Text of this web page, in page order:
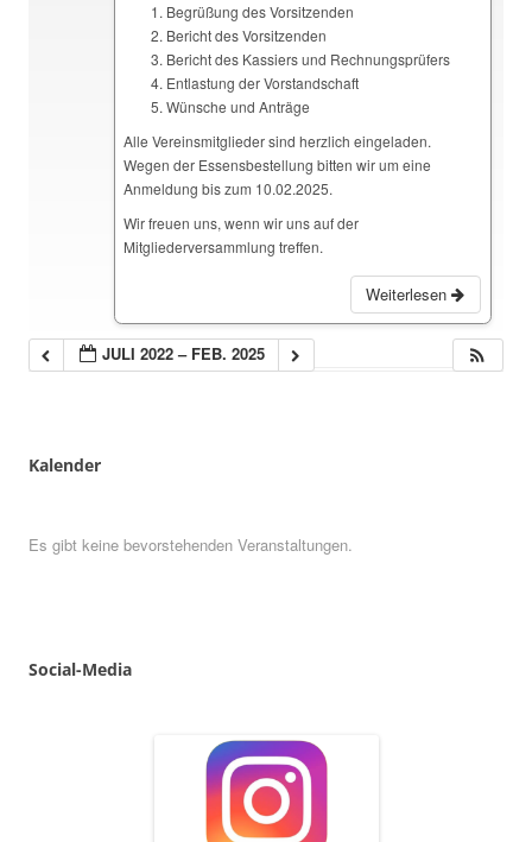
Begrüßung des Vorsitzenden
Bericht des Vorsitzenden
Bericht des Kassiers und Rechnungsprüfers
Entlastung der Vorstandschaft
Wünsche und Anträge
Alle Vereinsmitglieder sind herzlich eingeladen.
Wegen der Essensbestellung bitten wir um eine
Anmeldung bis zum 10.02.2025.
Wir freuen uns, wenn wir uns auf der
Mitgliederversammlung treffen.
Weiterlesen
JULI 2022 – FEB. 2025
Kalender
Es gibt keine bevorstehenden Veranstaltungen.
Social-Media